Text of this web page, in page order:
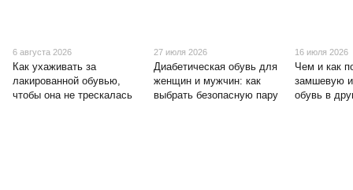
6 августа 2026
Как ухаживать за
лакированной обувью,
чтобы она не трескалась
27 июля 2026
Диабетическая обувь для
женщин и мужчин: как
выбрать безопасную пару
16 июля 2026
Чем и как
замшевую
обувь в